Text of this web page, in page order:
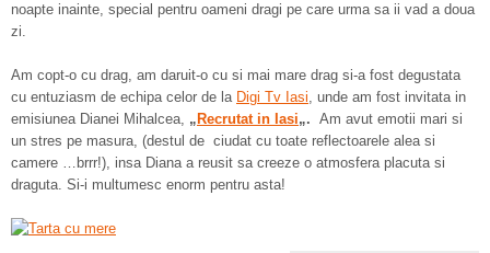
noapte inainte, special pentru oameni dragi pe care urma sa ii vad a doua
zi.
Am copt-o cu drag, am daruit-o cu si mai mare drag si-a fost degustata
cu entuziasm de echipa celor de la Digi Tv Iasi, unde am fost invitata in
emisiunea Dianei Mihalcea, „ Recrutat in Iasi„. Am avut emotii mari si
un stres pe masura, (destul de ciudat cu toate reflectoarele alea si
camere …brrr!), insa Diana a reusit sa creeze o atmosfera placuta si
draguta. Si-i multumesc enorm pentru asta!